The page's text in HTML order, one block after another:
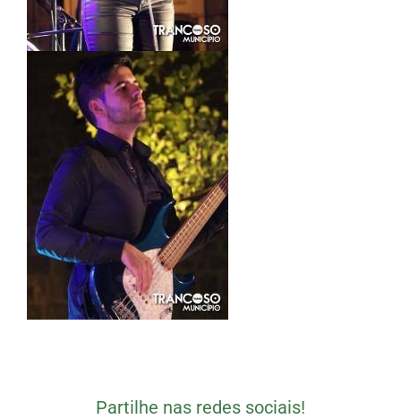
Partilhe nas redes sociais!